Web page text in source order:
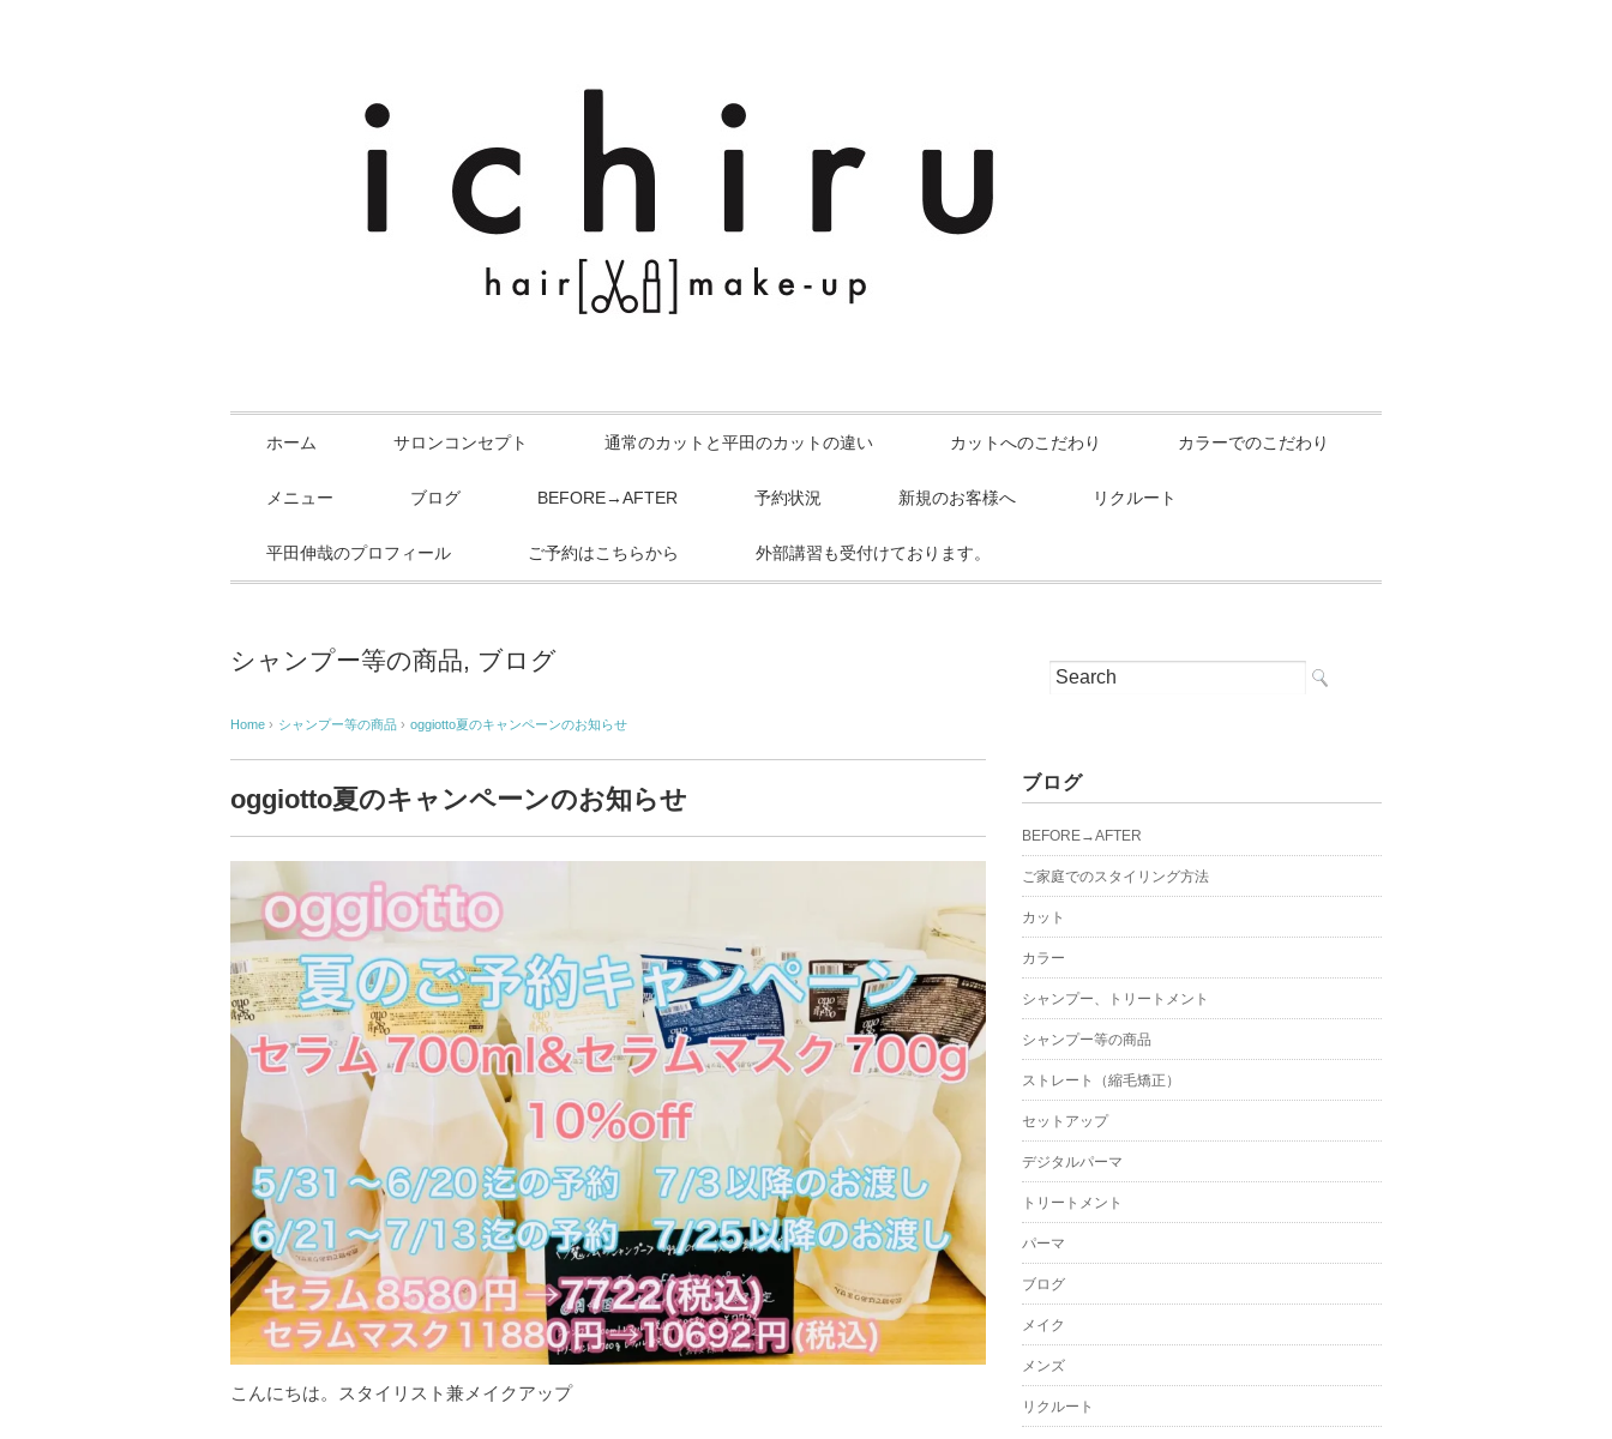
ホーム サロンコンセプト 通常のカットと平田のカットの違い カットへのこだわり カラーでのこだわり
メニュー ブログ BEFORE→AFTER 予約状況 新規のお客様へ リクルート
平田伸哉のプロフィール ご予約はこちらから 外部講習も受付けております。
シャンプー等の商品, ブログ
Home › シャンプー等の商品 › oggiotto夏のキャンペーンのお知らせ
oggiotto夏のキャンペーンのお知らせ
こんにちは。スタイリスト兼メイクアップ
ブログ
BEFORE→AFTER
ご家庭でのスタイリング方法
カット
カラー
シャンプー、トリートメント
シャンプー等の商品
ストレート（縮毛矯正）
セットアップ
デジタルパーマ
トリートメント
パーマ
ブログ
メイク
メンズ
リクルート